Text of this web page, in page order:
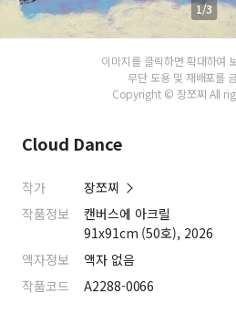
1/3
이미지를 클릭하면 확대하여
무단 도용 및 재배포를
Copyright © 장쪼찌 All
Cloud Dance
작가
장쪼찌
작품정보
캔버스에 아크릴
91x91cm (50호), 2026
액자정보
액자 없음
작품코드
A2288-0066